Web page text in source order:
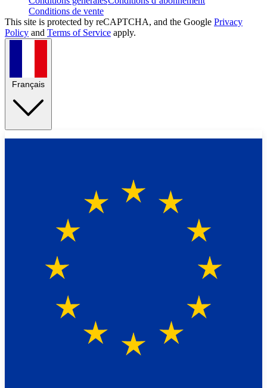
Conditions de vente
This site is protected by reCAPTCHA, and the Google Privacy
Policy and Terms of Service apply.
Français